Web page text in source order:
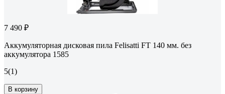
7 490 ₽
Аккумуляторная дисковая пила Felisatti FT 140 мм. без
аккумулятора 1585
5(1)
В корзину